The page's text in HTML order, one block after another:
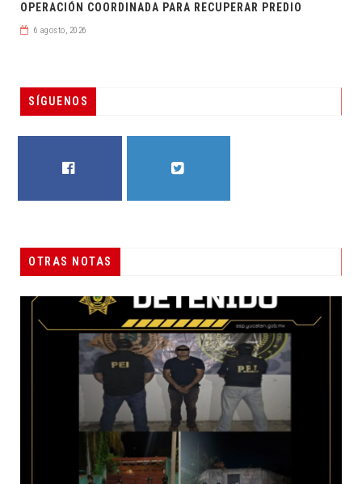
OPERACIÓN COORDINADA PARA RECUPERAR PREDIO
6 agosto, 2026
SÍGUENOS
OTRAS NOTAS